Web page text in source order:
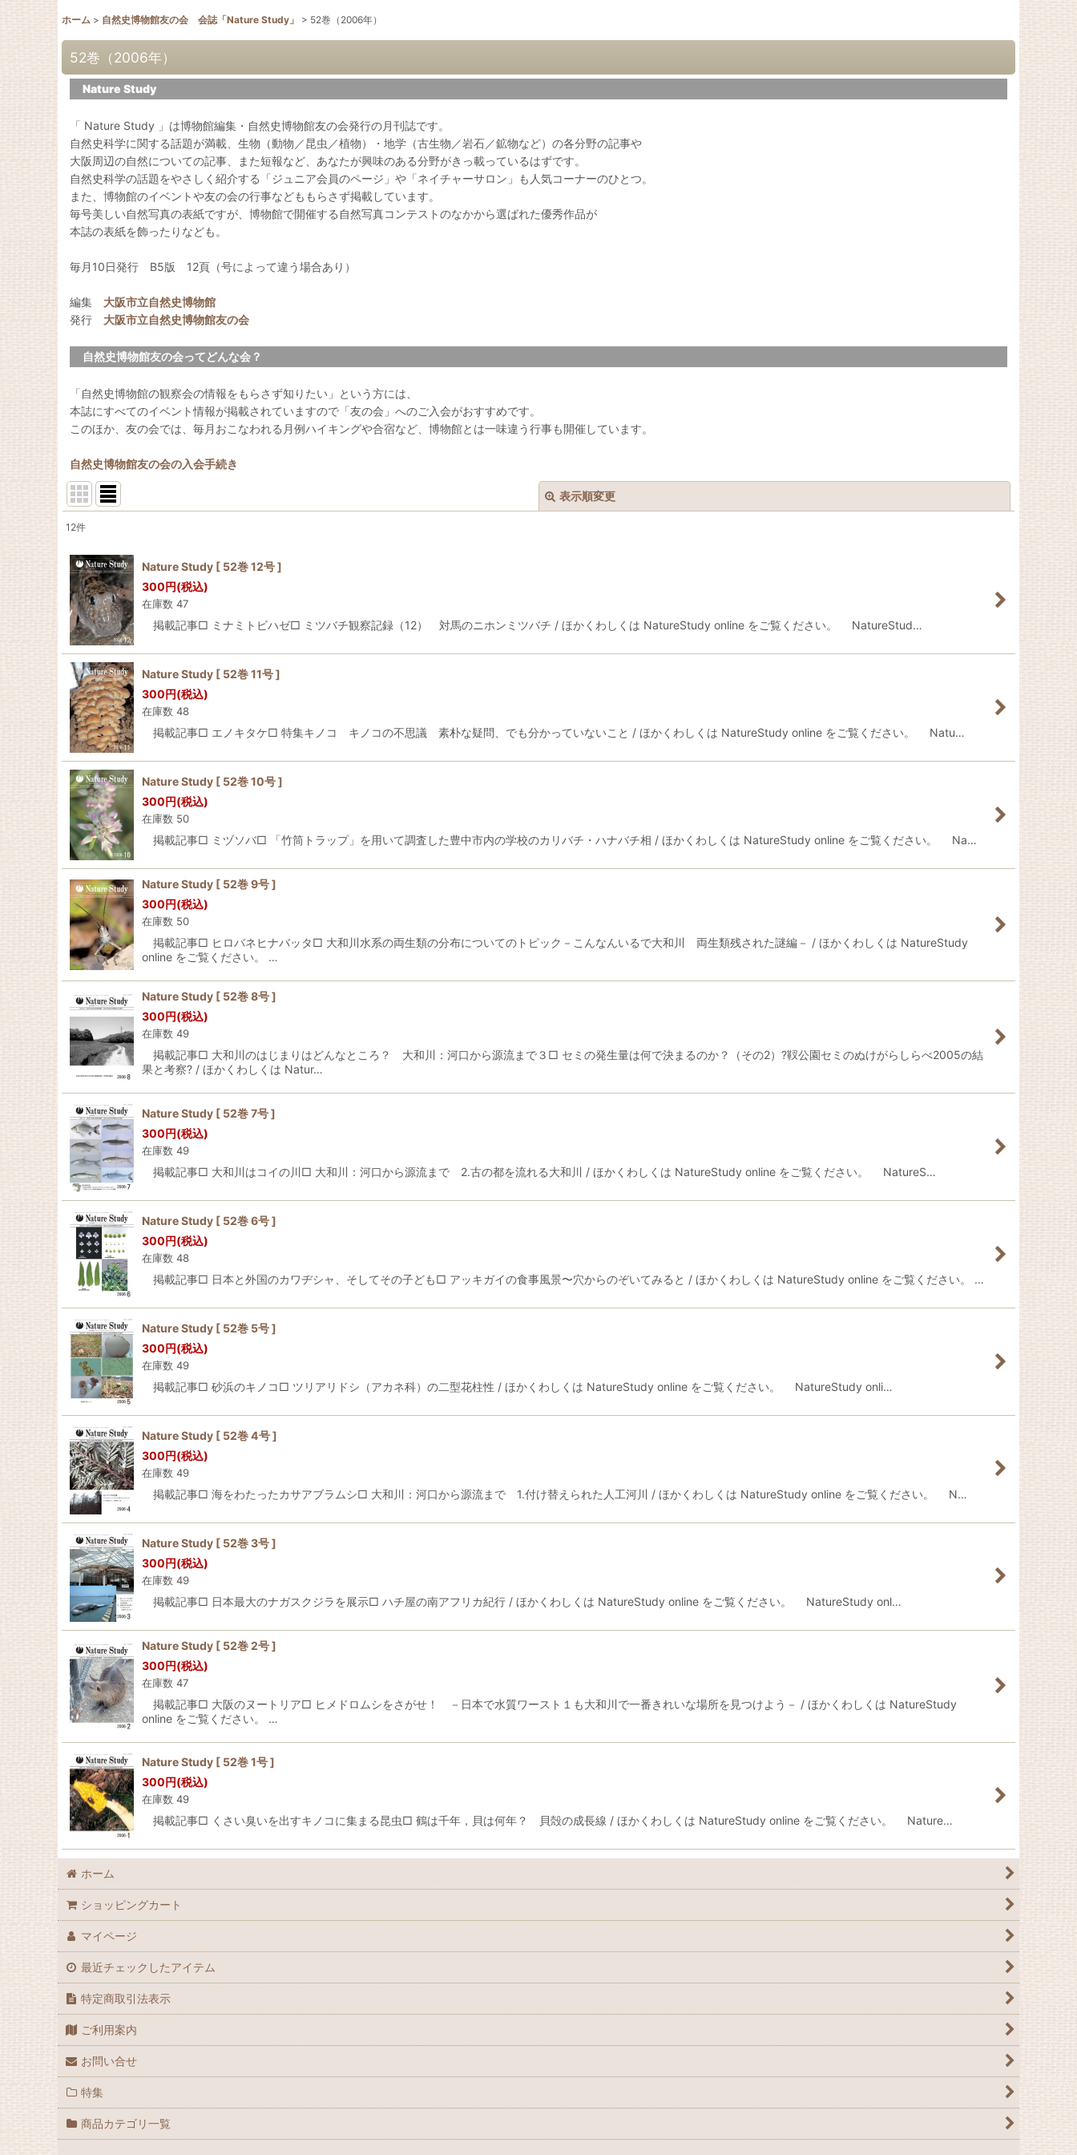
ホーム > 自然史博物館友の会 会誌「Nature Study」 > 52巻（2006年）
52巻（2006年）
Nature Study
「 Nature Study 」は博物館編集・自然史博物館友の会発行の月刊誌です。
自然史科学に関する話題が満載、生物（動物／昆虫／植物）・地学（古生物／岩石／鉱物など）の各分野の記事や
大阪周辺の自然についての記事、また短報など、あなたが興味のある分野がきっ載っているはずです。
自然史科学の話題をやさしく紹介する「ジュニア会員のページ」や「ネイチャーサロン」も人気コーナーのひとつ。
また、博物館のイベントや友の会の行事などももらさず掲載しています。
毎号美しい自然写真の表紙ですが、博物館で開催する自然写真コンテストのなかから選ばれた優秀作品が
本誌の表紙を飾ったりなども。
毎月10日発行 B5版 12頁（号によって違う場合あり）
編集 大阪市立自然史博物館
発行 大阪市立自然史博物館友の会
自然史博物館友の会ってどんな会？
「自然史博物館の観察会の情報をもらさず知りたい」という方には、
本誌にすべてのイベント情報が掲載されていますので「友の会」へのご入会がおすすめです。
このほか、友の会では、毎月おこなわれる月例ハイキングや合宿など、博物館とは一味違う行事も開催しています。
自然史博物館友の会の入会手続き
表示順変更
並び順:
絞り込む
12件
Nature Study [ 52巻 12号 ]
300円(税込)
在庫数 47
掲載記事□ ミナミトビハゼ□ ミツバチ観察記録（12） 対馬のニホンミツバチ / ほかくわしくは NatureStudy online をご覧ください。 NatureStud…
Nature Study [ 52巻 11号 ]
300円(税込)
在庫数 48
掲載記事□ エノキタケ□ 特集キノコ キノコの不思議 素朴な疑問、でも分かっていないこと / ほかくわしくは NatureStudy online をご覧ください。 Natu…
Nature Study [ 52巻 10号 ]
300円(税込)
在庫数 50
掲載記事□ ミヅソバ□ 「竹筒トラップ」を用いて調査した豊中市内の学校のカリバチ・ハナバチ相 / ほかくわしくは NatureStudy online をご覧ください。 Na…
Nature Study [ 52巻 9号 ]
300円(税込)
在庫数 50
掲載記事□ ヒロバネヒナバッタ□ 大和川水系の両生類の分布についてのトピック－こんなんいるで大和川 両生類残された謎編－ / ほかくわしくは NatureStudy
online をご覧ください。 …
Nature Study [ 52巻 8号 ]
300円(税込)
在庫数 49
掲載記事□ 大和川のはじまりはどんなところ？ 大和川：河口から源流まで３□ セミの発生量は何で決まるのか？（その2）?靫公園セミのぬけがらしらべ2005の結
果と考察? / ほかくわしくは Natur…
Nature Study [ 52巻 7号 ]
300円(税込)
在庫数 49
掲載記事□ 大和川はコイの川□ 大和川：河口から源流まで 2.古の都を流れる大和川 / ほかくわしくは NatureStudy online をご覧ください。 NatureS…
Nature Study [ 52巻 6号 ]
300円(税込)
在庫数 48
掲載記事□ 日本と外国のカワヂシャ、そしてその子ども□ アッキガイの食事風景〜穴からのぞいてみると / ほかくわしくは NatureStudy online をご覧ください。 …
Nature Study [ 52巻 5号 ]
300円(税込)
在庫数 49
掲載記事□ 砂浜のキノコ□ ツリアリドシ（アカネ科）の二型花柱性 / ほかくわしくは NatureStudy online をご覧ください。 NatureStudy onli…
Nature Study [ 52巻 4号 ]
300円(税込)
在庫数 49
掲載記事□ 海をわたったカサアブラムシ□ 大和川：河口から源流まで 1.付け替えられた人工河川 / ほかくわしくは NatureStudy online をご覧ください。 N…
Nature Study [ 52巻 3号 ]
300円(税込)
在庫数 49
掲載記事□ 日本最大のナガスクジラを展示□ ハチ屋の南アフリカ紀行 / ほかくわしくは NatureStudy online をご覧ください。 NatureStudy onl…
Nature Study [ 52巻 2号 ]
300円(税込)
在庫数 47
掲載記事□ 大阪のヌートリア□ ヒメドロムシをさがせ！ －日本で水質ワースト１も大和川で一番きれいな場所を見つけよう－ / ほかくわしくは NatureStudy
online をご覧ください。 …
Nature Study [ 52巻 1号 ]
300円(税込)
在庫数 49
掲載記事□ くさい臭いを出すキノコに集まる昆虫□ 鶴は千年，貝は何年？ 貝殻の成長線 / ほかくわしくは NatureStudy online をご覧ください。 Nature…
ホーム
ショッピングカート
マイページ
最近チェックしたアイテム
特定商取引法表示
ご利用案内
お問い合せ
特集
商品カテゴリ一覧